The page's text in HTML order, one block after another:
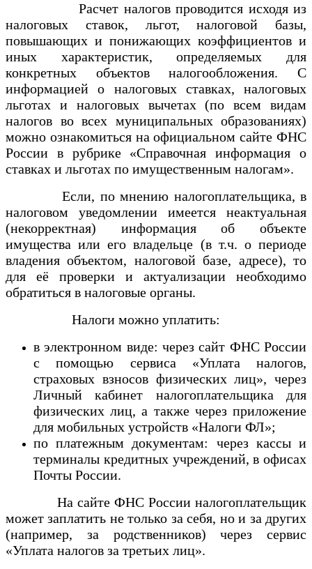
Расчет налогов проводится исходя из
налоговых ставок, льгот, налоговой базы,
повышающих и понижающих коэффициентов и
иных характеристик, определяемых для
конкретных объектов налогообложения. С
информацией о налоговых ставках, налоговых
льготах и налоговых вычетах (по всем видам
налогов во всех муниципальных образованиях)
можно ознакомиться на официальном сайте ФНС
России в рубрике «Справочная информация о
ставках и льготах по имущественным налогам».
Если, по мнению налогоплательщика, в
налоговом уведомлении имеется неактуальная
(некорректная) информация об объекте
имущества или его владельце (в т.ч. о периоде
владения объектом, налоговой базе, адресе), то
для её проверки и актуализации необходимо
обратиться в налоговые органы.
Налоги можно уплатить:
в электронном виде: через сайт ФНС России
с помощью сервиса «Уплата налогов,
страховых взносов физических лиц», через
Личный кабинет налогоплательщика для
физических лиц, а также через приложение
для мобильных устройств «Налоги ФЛ»;
по платежным документам: через кассы и
терминалы кредитных учреждений, в офисах
Почты России.
На сайте ФНС России налогоплательщик
может заплатить не только за себя, но и за других
(например, за родственников) через сервис
«Уплата налогов за третьих лиц».